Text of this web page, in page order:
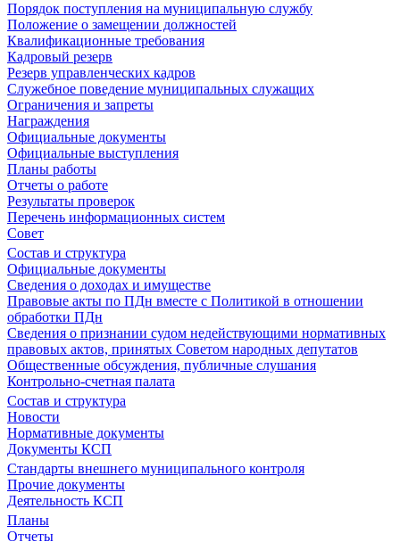
Порядок поступления на муниципальную службу
Положение о замещении должностей
Квалификационные требования
Кадровый резерв
Резерв управленческих кадров
Служебное поведение муниципальных служащих
Ограничения и запреты
Награждения
Официальные документы
Официальные выступления
Планы работы
Отчеты о работе
Результаты проверок
Перечень информационных систем
Совет
Состав и структура
Официальные документы
Сведения о доходах и имуществе
Правовые акты по ПДн вместе с Политикой в отношении
обработки ПДн
Сведения о признании судом недействующими нормативных
правовых актов, принятых Советом народных депутатов
Общественные обсуждения, публичные слушания
Контрольно-счетная палата
Состав и структура
Новости
Нормативные документы
Документы КСП
Стандарты внешнего муниципального контроля
Прочие документы
Деятельность КСП
Планы
Отчеты